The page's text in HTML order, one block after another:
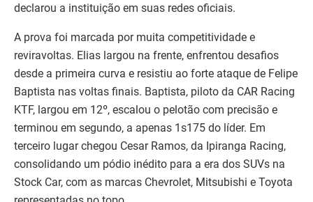
declarou a instituição em suas redes oficiais.
A prova foi marcada por muita competitividade e
reviravoltas. Elias largou na frente, enfrentou desafios
desde a primeira curva e resistiu ao forte ataque de Felipe
Baptista nas voltas finais. Baptista, piloto da CAR Racing
KTF, largou em 12º, escalou o pelotão com precisão e
terminou em segundo, a apenas 1s175 do líder. Em
terceiro lugar chegou Cesar Ramos, da Ipiranga Racing,
consolidando um pódio inédito para a era dos SUVs na
Stock Car, com as marcas Chevrolet, Mitsubishi e Toyota